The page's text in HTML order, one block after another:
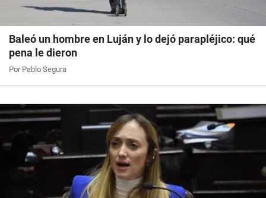
Baleó un hombre en Luján y lo dejó parapléjico: qué
pena le dieron
Por Pablo Segura